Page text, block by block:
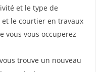
et le type de
le courtier en travaux
vous vous occuperez
trouve un nouveau